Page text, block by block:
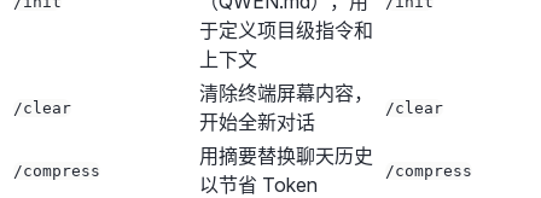
于定义项目级指令和
上下文
/clear
清除终端屏幕内容，
开始全新对话
/clear
/compress
用摘要替换聊天历史
以节省 Token
/compress